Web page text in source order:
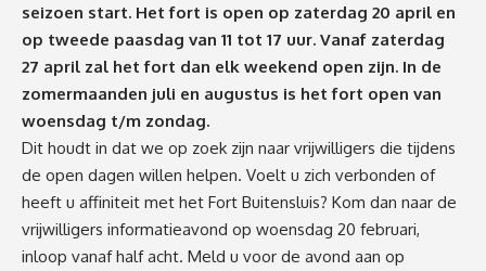
seizoen start. Het fort is open op zaterdag 20 april en
op tweede paasdag van 11 tot 17 uur. Vanaf zaterdag
27 april zal het fort dan elk weekend open zijn. In de
zomermaanden juli en augustus is het fort open van
woensdag t/m zondag.
Dit houdt in dat we op zoek zijn naar vrijwilligers die tijdens
de open dagen willen helpen. Voelt u zich verbonden of
heeft u affiniteit met het Fort Buitensluis? Kom dan naar de
vrijwilligers informatieavond op woensdag 20 februari,
inloop vanaf half acht. Meld u voor de avond aan op